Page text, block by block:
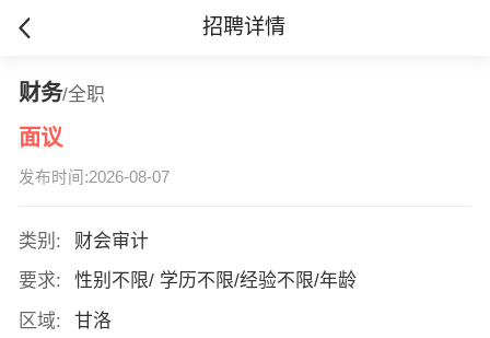
招聘详情
财务/全职
面议
发布时间:2026-08-07
类别:
财会审计
要求:
性别不限/ 学历不限/经验不限/年龄
区域:
甘洛